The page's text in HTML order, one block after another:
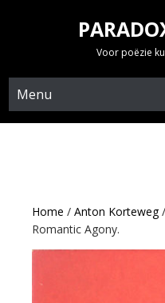
Voor poëzie
Menu
Home / Anton Korteweg/
Romantic Agony.